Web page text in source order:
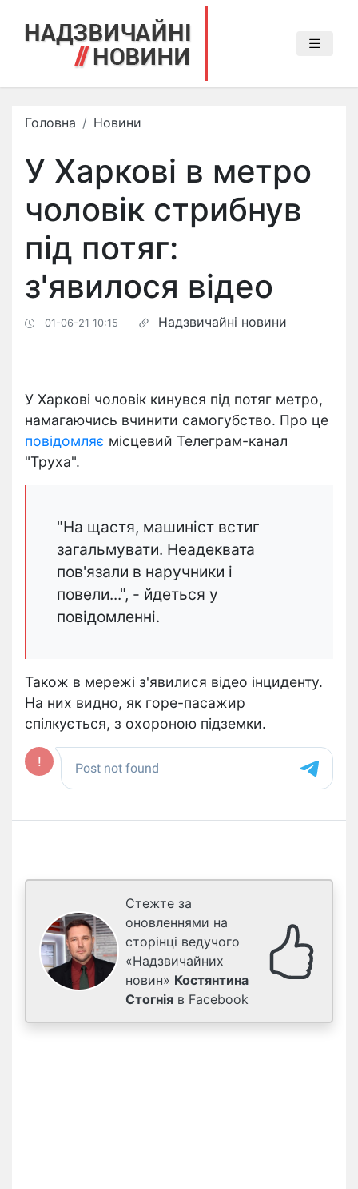
Головна Новини
У Харкові в метро
чоловік стрибнув
під потяг:
з'явилося відео
01-06-21 10:15 Надзвичайні новини
У Харкові чоловік кинувся під потяг метро,
намагаючись вчинити самогубство. Про це
повідомляє місцевий Телеграм-канал
"Труха".
"На щастя, машиніст встиг
загальмувати. Неадеквата
пов'язали в наручники і
повели...", - йдеться у
повідомленні.
Також в мережі з'явилися відео інциденту.
На них видно, як горе-пасажир
спілкується, з охороною підземки.
Стежте за
оновленнями на
сторінці ведучого
«Надзвичайних
новин» Костянтина
Стогнія в Facebook